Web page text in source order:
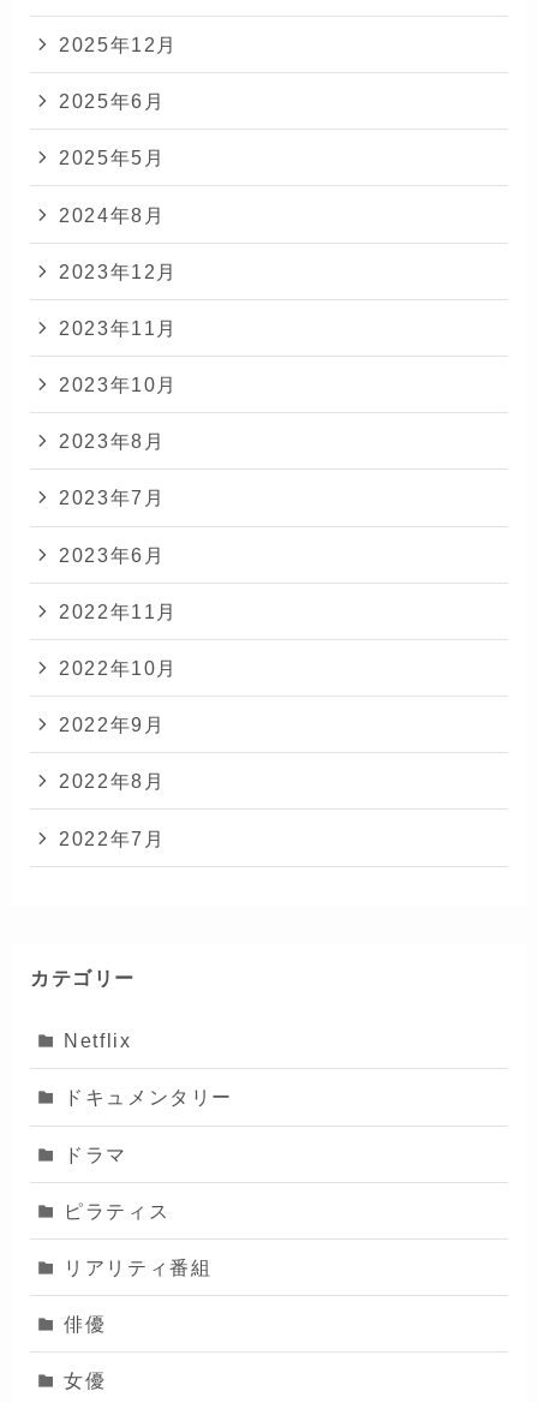
2025年12月
2025年6月
2025年5月
2024年8月
2023年12月
2023年11月
2023年10月
2023年8月
2023年7月
2023年6月
2022年11月
2022年10月
2022年9月
2022年8月
2022年7月
カテゴリー
Netflix
ドキュメンタリー
ドラマ
ピラティス
リアリティ番組
俳優
女優